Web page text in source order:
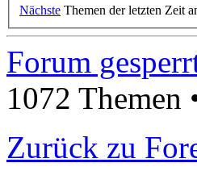
Nächste Themen der letzten Zeit
Forum
1072 Themen
Zurück zu